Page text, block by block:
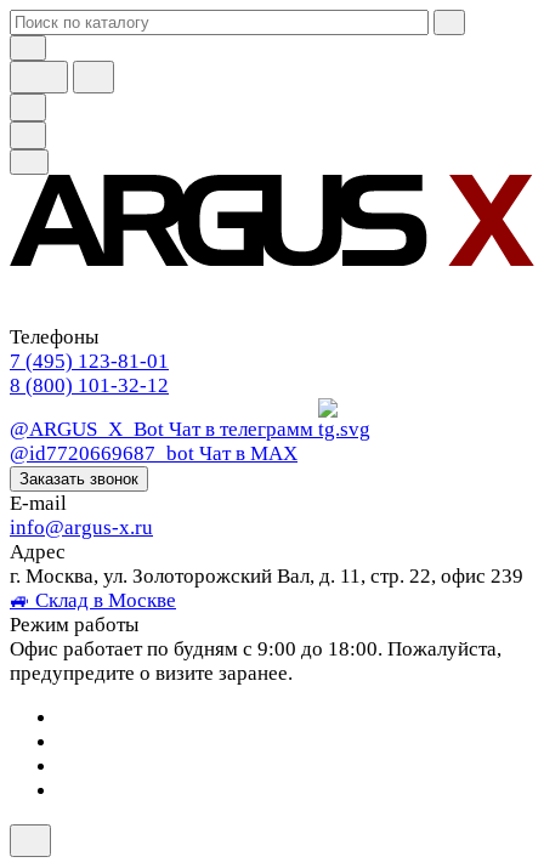
Телефоны
7 (495) 123-81-01
8 (800) 101-32-12
@ARGUS_X_Bot Чат в телеграмм
@id7720669687_bot Чат в МАХ
Заказать звонок
E-mail
info@argus-x.ru
Адрес
г. Москва, ул. Золоторожский Вал, д. 11, стр. 22, офис 239
🚙 Склад в Москве
Режим работы
Офис работает по будням с 9:00 до 18:00. Пожалуйста,
предупредите о визите заранее.